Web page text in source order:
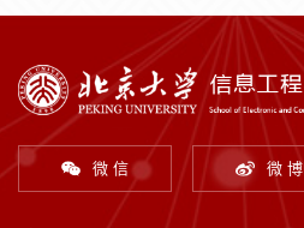
微 信 微 博